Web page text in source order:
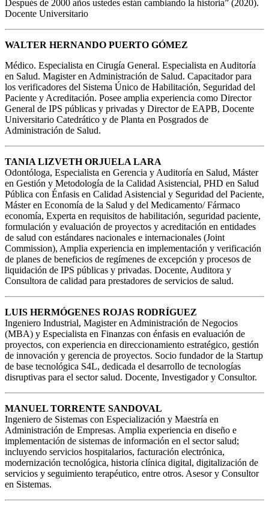
Después de 2000 años ustedes están cambiando la historia” (2020).
Docente Universitario
WALTER HERNANDO PUERTO GÓMEZ
Médico. Especialista en Cirugía General. Especialista en Auditoría
en Salud. Magister en Administración de Salud. Capacitador para
los verificadores del Sistema Único de Habilitación, Seguridad del
Paciente y Acreditación. Posee amplia experiencia como Director
General de IPS públicas y privadas y Director de EAPB, Docente
Universitario Catedrático y de Planta en Posgrados de
Administración de Salud.
TANIA LIZVETH ORJUELA LARA
Odontóloga, Especialista en Gerencia y Auditoría en Salud, Máster
en Gestión y Metodología de la Calidad Asistencial, PHD en Salud
Pública con Énfasis en Calidad Asistencial y Seguridad del Paciente,
Máster en Economía de la Salud y del Medicamento/ Fármaco
economía, Experta en requisitos de habilitación, seguridad paciente,
formulación y evaluación de proyectos y acreditación en entidades
de salud con estándares nacionales e internacionales (Joint
Commission), Amplia experiencia en implementación y verificación
de planes de beneficios de regímenes de excepción y procesos de
liquidación de IPS públicas y privadas. Docente, Auditora y
Consultora de calidad para prestadores de servicios de salud.
LUIS HERMÓGENES ROJAS RODRÍGUEZ
Ingeniero Industrial, Magister en Administración de Negocios
(MBA) y Especialista en Finanzas con énfasis en evaluación de
proyectos, con experiencia en direccionamiento estratégico, gestión
de innovación y gerencia de proyectos. Socio fundador de la Startup
de base tecnológica S4L, dedicada el desarrollo de tecnologías
disruptivas para el sector salud. Docente, Investigador y Consultor.
MANUEL TORRENTE SANDOVAL
Ingeniero de Sistemas con Especialización y Maestría en
Administración de Empresas. Amplia experiencia en diseño e
implementación de sistemas de información en el sector salud;
incluyendo servicios hospitalarios, facturación electrónica,
modernización tecnológica, historia clínica digital, digitalización de
servicios y seguimiento terapéutico, entre otros. Asesor y Consultor
en Sistemas.